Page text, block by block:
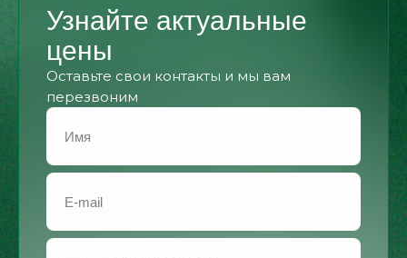
Узнайте актуальные
цены
Оставьте свои контакты и мы вам
перезвоним